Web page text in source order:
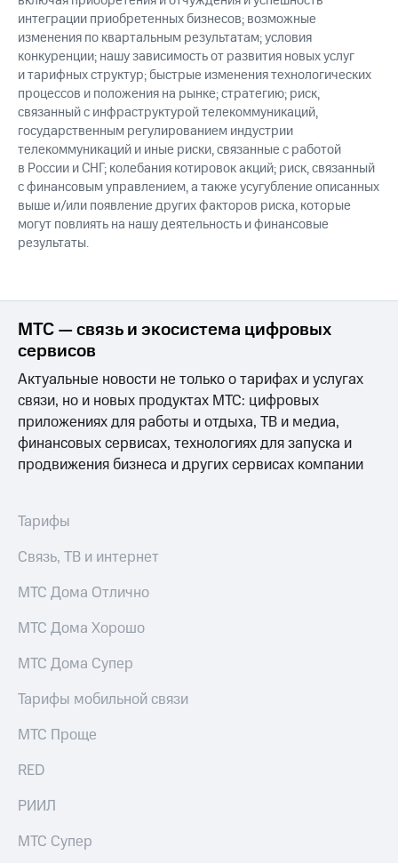
интеграции приобретенных бизнесов; возможные
изменения по квартальным результатам; условия
конкуренции; нашу зависимость от развития новых услуг
и тарифных структур; быстрые изменения технологических
процессов и положения на рынке; стратегию; риск,
связанный с инфраструктурой телекоммуникаций,
государственным регулированием индустрии
телекоммуникаций и иные риски, связанные с работой
в России и СНГ; колебания котировок акций; риск, связанный
с финансовым управлением, а также усугубление описанных
выше и/или появление других факторов риска, которые
могут повлиять на нашу деятельность и финансовые
результаты.
МТС — связь и экосистема цифровых
сервисов
Актуальные новости не только о тарифах и услугах
связи, но и новых продуктах МТС: цифровых
приложениях для работы и отдыха, ТВ и медиа,
финансовых сервисах, технологиях для запуска и
продвижения бизнеса и других сервисах компании
Тарифы
Связь, ТВ и интернет
МТС Дома Отлично
МТС Дома Хорошо
МТС Дома Супер
Тарифы мобильной связи
МТС Проще
RED
РИИЛ
МТС Супер